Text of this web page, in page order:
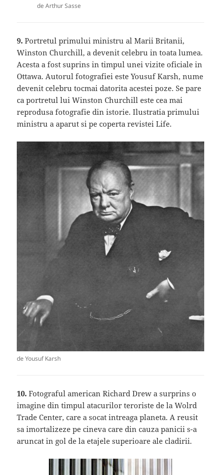
de Arthur Sasse
9. Portretul primului ministru al Marii Britanii,
Winston Churchill, a devenit celebru in toata lumea.
Acesta a fost suprins in timpul unei vizite oficiale in
Ottawa. Autorul fotografiei este Yousuf Karsh, nume
devenit celebru tocmai datorita acestei poze. Se pare
ca portretul lui Winston Churchill este cea mai
reprodusa fotografie din istorie. Ilustratia primului
ministru a aparut si pe coperta revistei Life.
de Yousuf Karsh
10. Fotograful american Richard Drew a surprins o
imagine din timpul atacurilor teroriste de la Wolrd
Trade Center, care a socat intreaga planeta. A reusit
sa imortalizeze pe cineva care din cauza panicii s-a
aruncat in gol de la etajele superioare ale cladirii.